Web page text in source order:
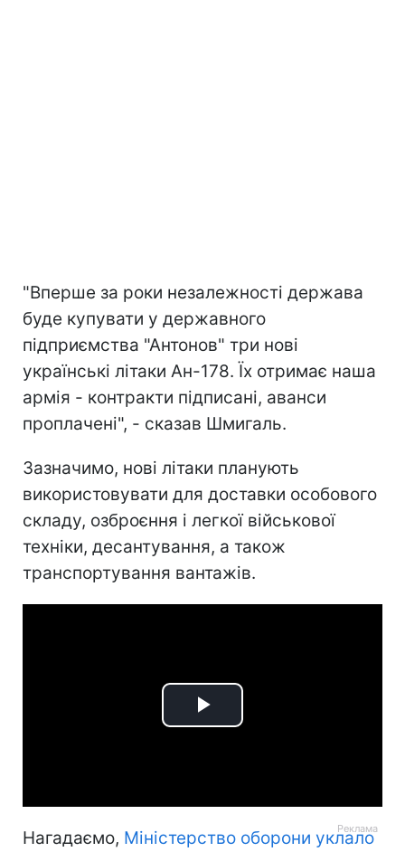
"Вперше за роки незалежності держава
буде купувати у державного
підприємства "Антонов" три нові
українські літаки Ан-178. Їх отримає наша
армія - контракти підписані, аванси
проплачені", - сказав Шмигаль.
Зазначимо, нові літаки планують
використовувати для доставки особового
складу, озброєння і легкої військової
техніки, десантування, а також
транспортування вантажів.
Play
Нагадаємо, Міністерство оборони уклало